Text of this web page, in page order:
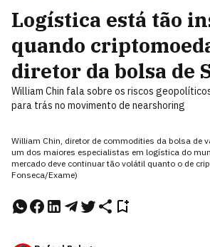
Logística está tão
quando
diretor da bolsa de
William Chin fala sobre os riscos
para trás no movimento de nearshoring
William Chin, diretor de commodities da bolsa de
um dos maiores especialistas em logística do
mercado deve continuar tão volátil quanto o de
Fonseca/Exame)